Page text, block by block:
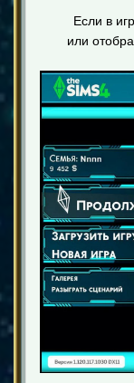
Если в
или